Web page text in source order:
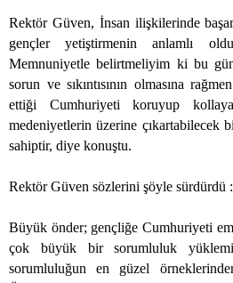
Rektör Güven, İnsan ilişkilerinde
gençler yetiştirmenin anlamlı
Memnuniyetle belirtmeliyim ki bu
sorun ve sıkıntısının olmasına
ettiği Cumhuriyeti koruyup
medeniyetlerin üzerine çıkartabilecek
sahiptir, diye konuştu.
Rektör Güven sözlerini şöyle sürdürdü :
Büyük önder; gençliğe Cumhuriyeti
çok büyük bir sorumluluk
sorumluluğun en güzel